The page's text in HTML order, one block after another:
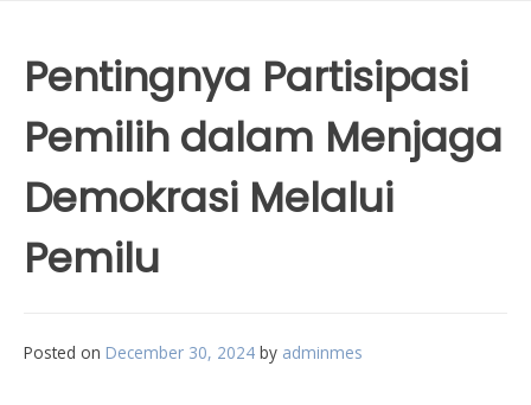
Pentingnya Partisipasi
Pemilih dalam Menjaga
Demokrasi Melalui
Pemilu
Posted on December 30, 2024 by adminmes